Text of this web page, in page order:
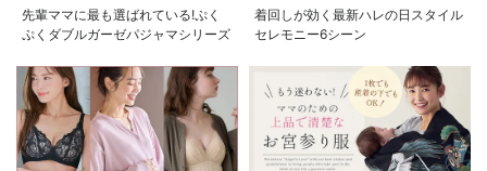
先輩ママに最も選ばれている!ぷく
ぷくダブルガーゼパジャマシリーズ
着回しが効く最新ハレの日スタイル
セレモニー6シーン